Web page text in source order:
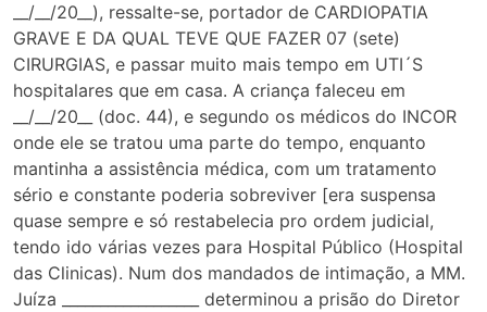
__/__/20__), ressalte-se, portador de CARDIOPATIA
GRAVE E DA QUAL TEVE QUE FAZER 07 (sete)
CIRURGIAS, e passar muito mais tempo em UTI´S
hospitalares que em casa. A criança faleceu em
__/__/20__ (doc. 44), e segundo os médicos do INCOR
onde ele se tratou uma parte do tempo, enquanto
mantinha a assistência médica, com um tratamento
sério e constante poderia sobreviver [era suspensa
quase sempre e só restabelecia pro ordem judicial,
tendo ido várias vezes para Hospital Público (Hospital
das Clinicas). Num dos mandados de intimação, a MM.
Juíza __________________ determinou a prisão do Diretor